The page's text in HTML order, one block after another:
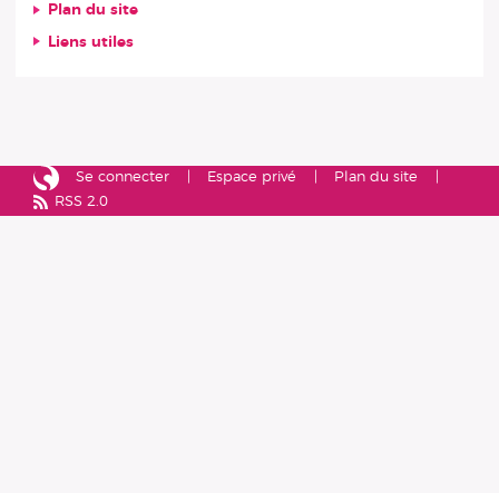
Plan du site
Liens utiles
Se connecter Espace privé
Plan du site
RSS 2.0